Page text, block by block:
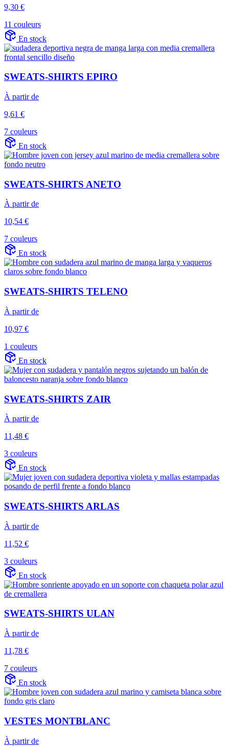
9,30 €
11 couleurs
En stock
SWEATS-SHIRTS EPIRO
À partir de
9,61 €
7 couleurs
En stock
SWEATS-SHIRTS ANETO
À partir de
10,54 €
7 couleurs
En stock
SWEATS-SHIRTS TELENO
À partir de
10,97 €
1 couleurs
En stock
SWEATS-SHIRTS ZAIR
À partir de
11,48 €
3 couleurs
En stock
SWEATS-SHIRTS ARLAS
À partir de
11,52 €
3 couleurs
En stock
SWEATS-SHIRTS ULAN
À partir de
11,78 €
7 couleurs
En stock
VESTES MONTBLANC
À partir de